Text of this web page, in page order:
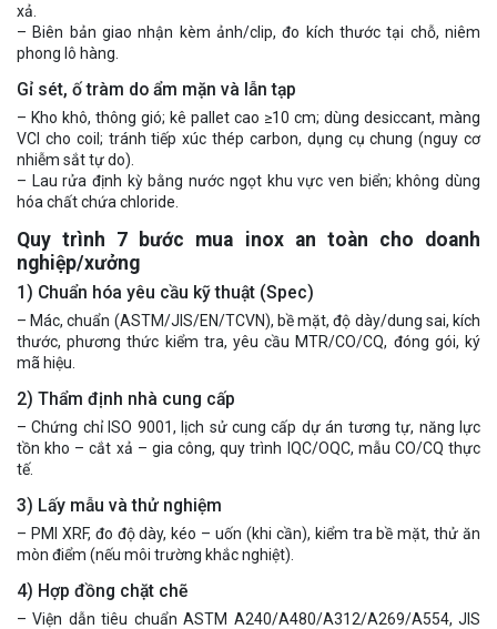
xả.
– Biên bản giao nhận kèm ảnh/clip, đo kích thước tại chỗ, niêm
phong lô hàng.
Gỉ sét, ố tràm do ẩm mặn và lẫn tạp
– Kho khô, thông gió; kê pallet cao ≥10 cm; dùng desiccant, màng
VCI cho coil; tránh tiếp xúc thép carbon, dụng cụ chung (nguy cơ
nhiễm sắt tự do).
– Lau rửa định kỳ bằng nước ngọt khu vực ven biển; không dùng
hóa chất chứa chloride.
Quy trình 7 bước mua inox an toàn cho doanh
nghiệp/xưởng
1) Chuẩn hóa yêu cầu kỹ thuật (Spec)
– Mác, chuẩn (ASTM/JIS/EN/TCVN), bề mặt, độ dày/dung sai, kích
thước, phương thức kiểm tra, yêu cầu MTR/CO/CQ, đóng gói, ký
mã hiệu.
2) Thẩm định nhà cung cấp
– Chứng chỉ ISO 9001, lịch sử cung cấp dự án tương tự, năng lực
tồn kho – cắt xả – gia công, quy trình IQC/OQC, mẫu CO/CQ thực
tế.
3) Lấy mẫu và thử nghiệm
– PMI XRF, đo độ dày, kéo – uốn (khi cần), kiểm tra bề mặt, thử ăn
mòn điểm (nếu môi trường khắc nghiệt).
4) Hợp đồng chặt chẽ
– Viện dẫn tiêu chuẩn ASTM A240/A480/A312/A269/A554, JIS